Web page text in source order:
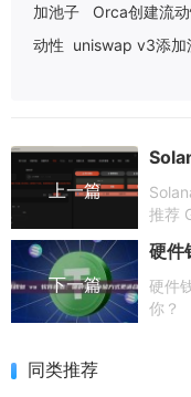
加池子
Orca创建流
动性 uniswap v3添加
上一篇
推荐
下一篇
硬件
你？
同类推荐